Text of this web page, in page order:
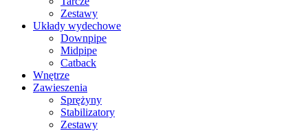
Zestawy
Układy wydechowe
Downpipe
Midpipe
Catback
Wnętrze
Zawieszenia
Sprężyny
Stabilizatory
Zestawy